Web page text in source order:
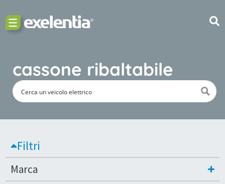
cassone ribaltabile
Filtri
Marca